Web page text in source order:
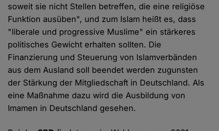
soweit sie nicht Stellen betreffen, die eine religiöse
Funktion ausüben", und zum Islam heißt es, dass
"liberale und progressive Muslime" ein stärkeres
politisches Gewicht erhalten sollten. Die
Finanzierung und Steuerung von Islamverbänden
aus dem Ausland soll beendet werden zugunsten
der Stärkung der Mitgliedschaft in Deutschland. Als
eine Maßnahme dazu wird die Ausbildung von
Imamen in Deutschland gesehen.